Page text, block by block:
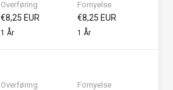
Overføring
€8,25 EUR
1 År
Fornyelse
€8,25 EUR
1 År
Overføring Fornyelse